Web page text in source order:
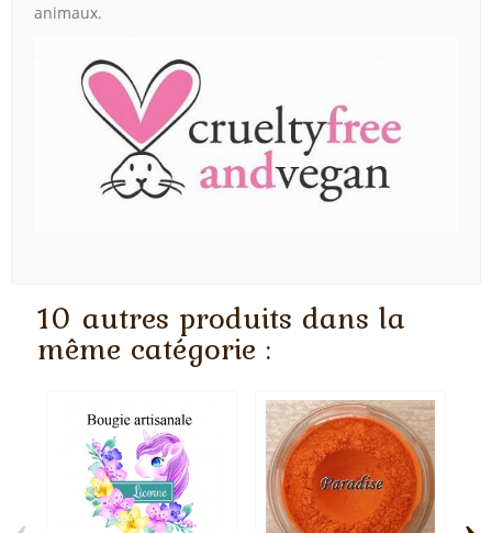
animaux.
10 autres produits dans la
même catégorie :